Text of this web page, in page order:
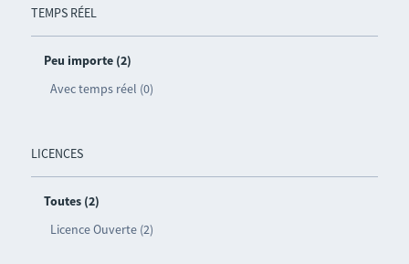
TEMPS RÉEL
Peu importe (2)
Avec temps réel (0)
LICENCES
Toutes (2)
Licence Ouverte (2)